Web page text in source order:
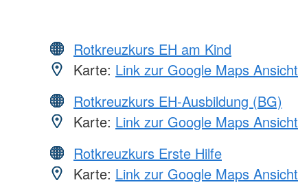
Rotkreuzkurs EH am Kind
Karte: Link zur Google Maps Ansicht
Rotkreuzkurs EH-Ausbildung (BG)
Karte: Link zur Google Maps Ansicht
Rotkreuzkurs Erste Hilfe
Karte: Link zur Google Maps Ansicht